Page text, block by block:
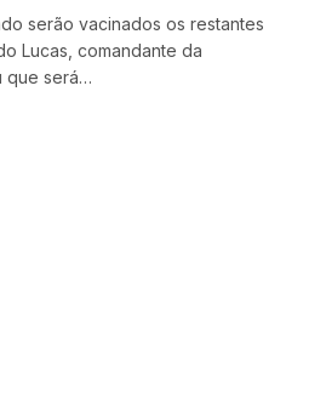
serão vacinados os restantes
Lucas, comandante da
que será…